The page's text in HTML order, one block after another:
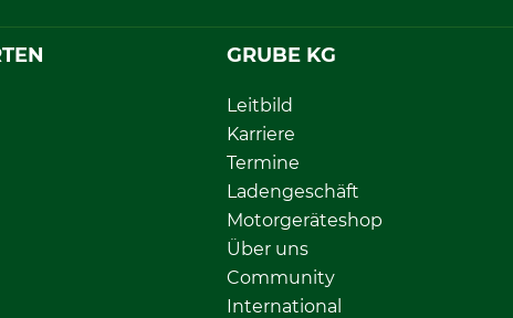
GRUBE KG
Leitbild
Karriere
Termine
Ladengeschäft
Motorgeräteshop
Über uns
Community
International